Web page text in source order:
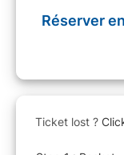
Réserver